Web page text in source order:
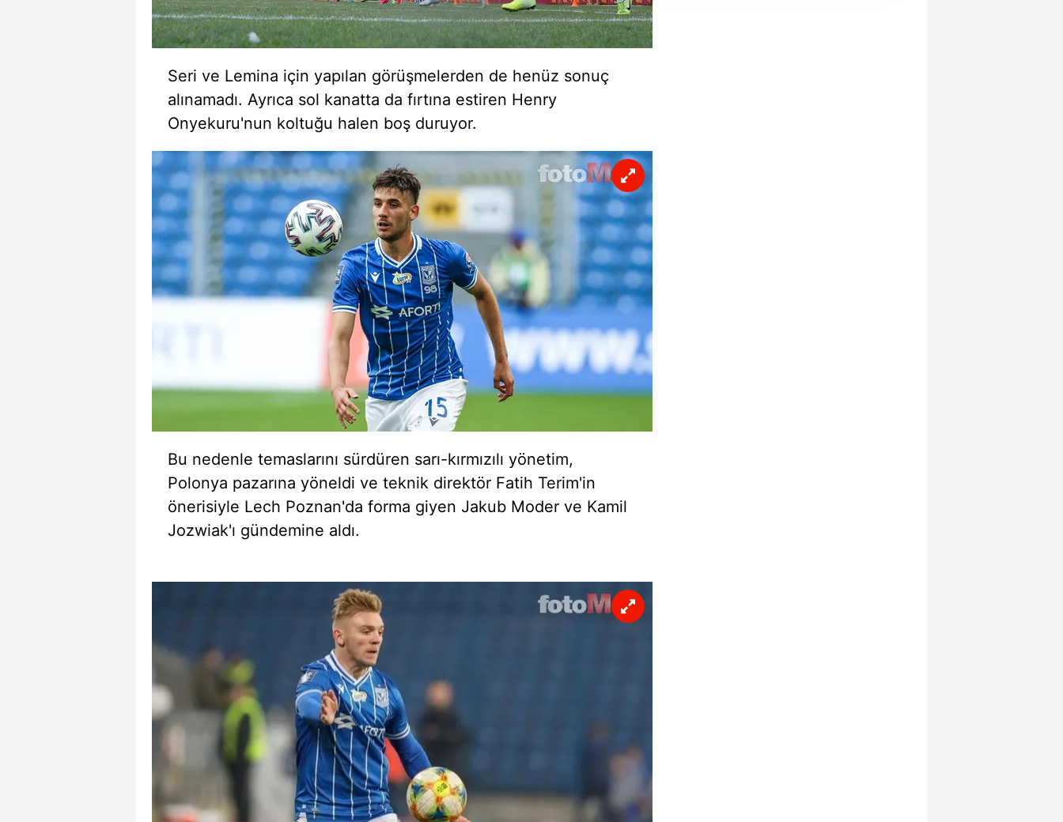
reklam/pazarlama faaliyetlerinin yapılması, amaçlarıyla sınırlı olarak açık rızanız dahilinde kullanılacaktır.
Çerezlere ilişkin tercihlerinizi aşağıda yer alan panel vasıtasıyla belirleyebilirsiniz. Çerezlere ilişkin detaylı bilgi için Ayarlar
butonuna tıklayabilir,
Çerez Bilgilendirme Metnimizi ziyaret edebilirsiniz.
6698 sayılı Kişisel Verilerin Korunması Kanunu uyarınca hazırlanmış Aydınlatma Metnimizi okumak ve sitemizde ilgili
mevzuata uygun olarak kullanılan çerezlerle ilgili bilgi almak için lütfen
Seri ve Lemina için yapılan görüşmelerden de henüz sonuç
alınamadı. Ayrıca sol kanatta da fırtına estiren Henry
Onyekuru'nun koltuğu halen boş duruyor.
Bu nedenle temaslarını sürdüren sarı-kırmızılı yönetim,
Polonya pazarına yöneldi ve teknik direktör Fatih Terim'in
önerisiyle Lech Poznan'da forma giyen Jakub Moder ve Kamil
Jozwiak'ı gündemine aldı.